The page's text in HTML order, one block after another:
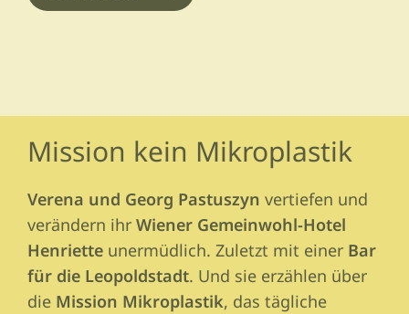
Mission kein Mikroplastik
Verena und Georg Pastuszyn vertiefen und
verändern ihr Wiener Gemeinwohl-Hotel
Henriette unermüdlich. Zuletzt mit einer Bar
für die Leopoldstadt. Und sie erzählen über
die Mission Mikroplastik, das tägliche